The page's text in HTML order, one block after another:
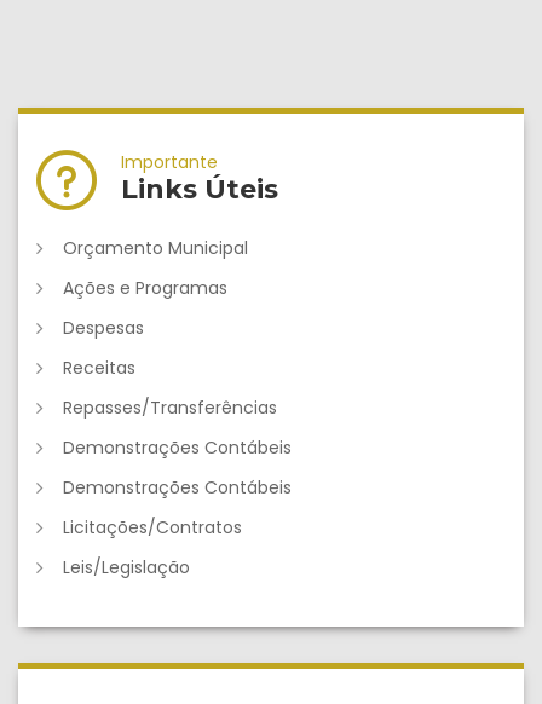
Importante
Links Úteis
Orçamento Municipal
Ações e Programas
Despesas
Receitas
Repasses/Transferências
Demonstrações Contábeis
Demonstrações Contábeis
Licitações/Contratos
Leis/Legislação